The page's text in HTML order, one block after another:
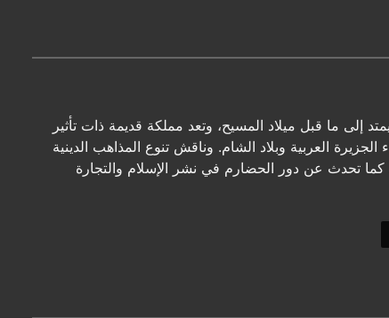
ما قبل ميلاد المسيح، وتعد مملكة قديمة ذات تأثير
العربية وبلاد الشام. وناقش تنوع المذاهب الدينية
تحدث عن دور الحضارم في نشر الإسلام والتجارة